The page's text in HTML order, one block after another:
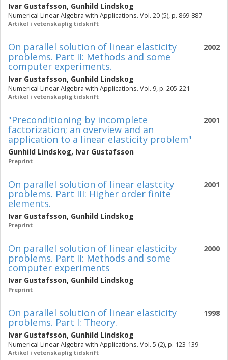
Ivar Gustafsson, Gunhild Lindskog
Numerical Linear Algebra with Applications. Vol. 20 (5), p. 869-887
Artikel i vetenskaplig tidskrift
2002
On parallel solution of linear elasticity
problems. Part II: Methods and some
computer experiments.
Ivar Gustafsson, Gunhild Lindskog
Numerical Linear Algebra with Applications. Vol. 9, p. 205-221
Artikel i vetenskaplig tidskrift
2001
"Preconditioning by incomplete
factorization; an overview and an
application to a linear elasticity problem"
Gunhild Lindskog, Ivar Gustafsson
Preprint
2001
On parallel solution of linear elastcity
problems. Part III: Higher order finite
elements.
Ivar Gustafsson, Gunhild Lindskog
Preprint
2000
On parallel solution of linear elasticity
problems. Part II: Methods and some
computer experiments
Ivar Gustafsson, Gunhild Lindskog
Preprint
1998
On parallel solution of linear elasticity
problems. Part I: Theory.
Ivar Gustafsson, Gunhild Lindskog
Numerical Linear Algebra with Applications. Vol. 5 (2), p. 123-139
Artikel i vetenskaplig tidskrift